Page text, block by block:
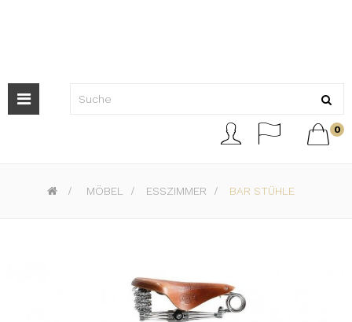
Toggle-
Navigation
 0


> MÖBEL > ESSZIMMER > BAR STÜHLE